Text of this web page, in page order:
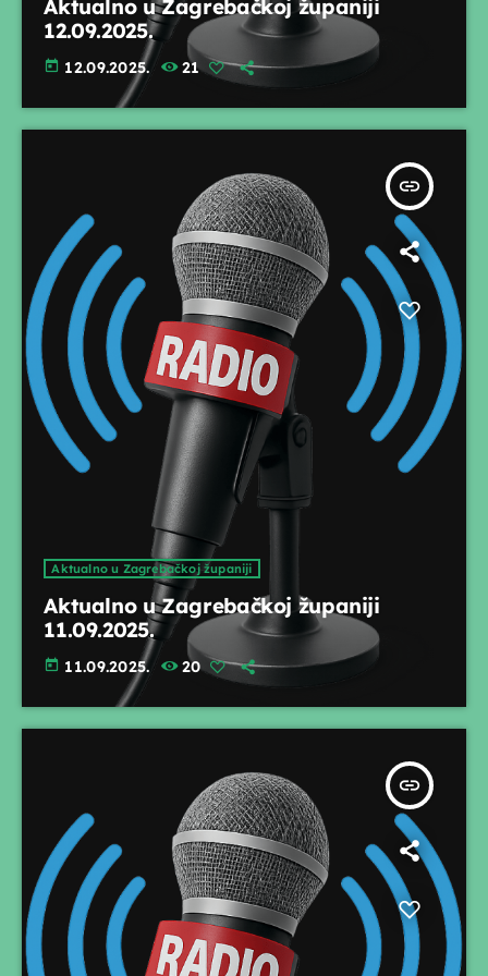
Aktualno u Zagrebačkoj županiji
12.09.2025.
today 12.09.2025. 21
insert_link
Aktualno u Zagrebačkoj županiji
Aktualno u Zagrebačkoj županiji
11.09.2025.
today 11.09.2025. 20
insert_link